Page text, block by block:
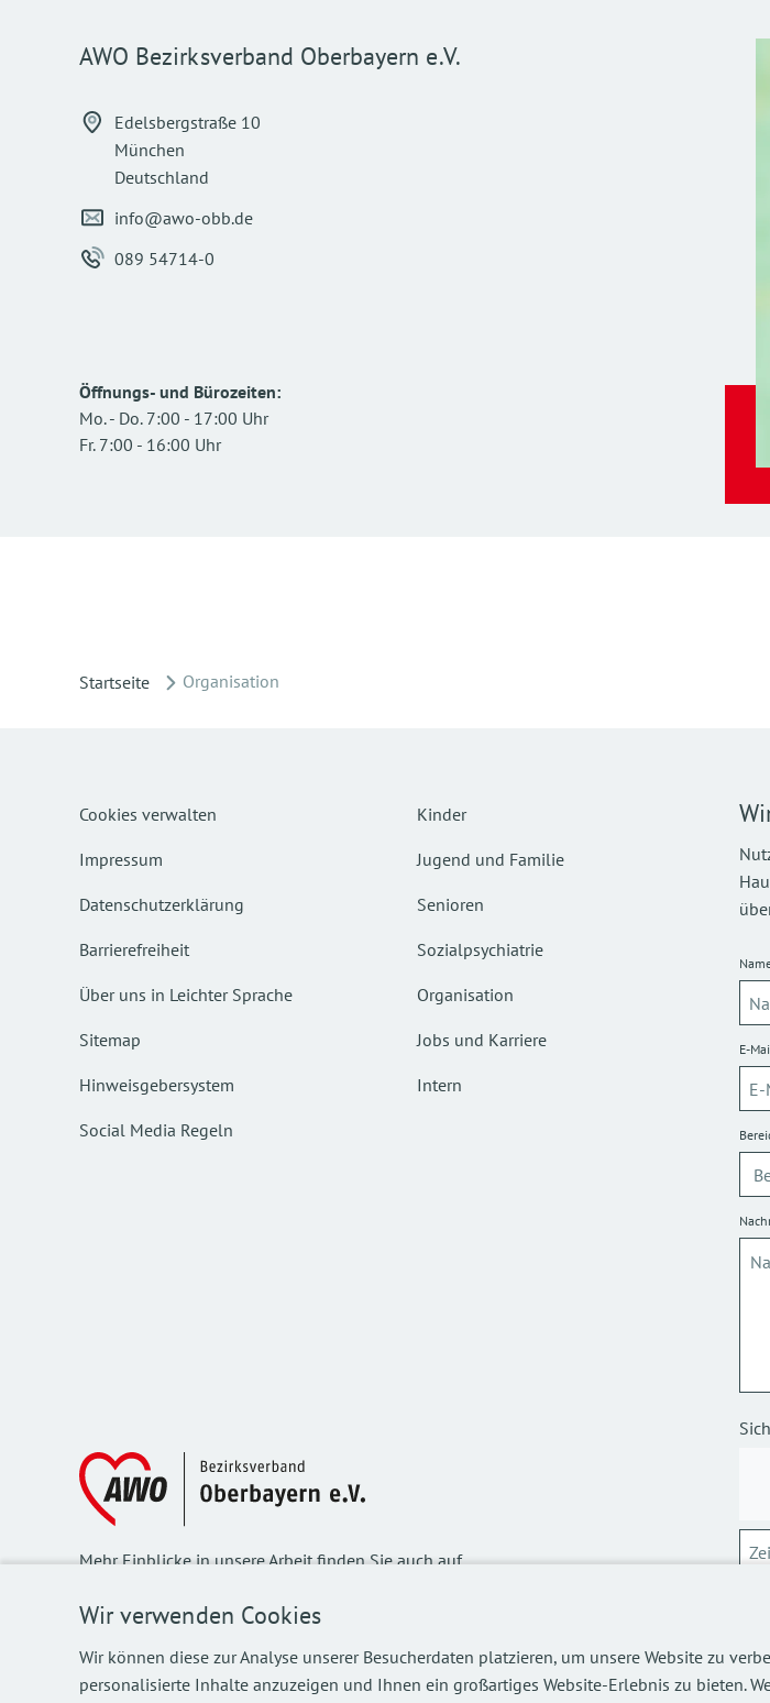
Wir verwenden Cookies
Wir können diese zur Analyse unserer Besucherdaten platzieren, um unsere Website zu
personalisierte Inhalte anzuzeigen und Ihnen ein großartiges Website-Erlebnis zu bieten.
AWO Bezirksverband Oberbayern e.V.
Edelsbergstraße 10
München
Deutschland
info@awo-obb.de
089 54714-0
Öffnungs- und Bürozeiten:
Mo.- Do. 7:00 - 17:00 Uhr
Fr. 7:00 - 16:00 Uhr
Startseite Organisation
Cookies verwalten
Impressum
Datenschutzerklärung
Barrierefreiheit
Über uns in Leichter Sprache
Sitemap
Hinweisgebersystem
Social Media Regeln
Kinder
Jugend und Familie
Senioren
Sozialpsychiatrie
Organisation
Jobs und Karriere
Intern
Mehr Einblicke in unsere Arbeit finden Sie auch auf
©2026AWO Bezirksverband Oberbayern e.V.
E-